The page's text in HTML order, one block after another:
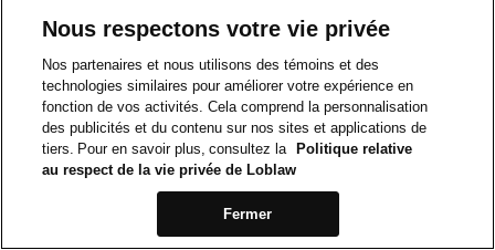
Nous respectons votre vie privée
Nos partenaires et nous utilisons des témoins et des
technologies similaires pour améliorer votre expérience en
fonction de vos activités. Cela comprend la personnalisation
des publicités et du contenu sur nos sites et applications de
tiers. Pour en savoir plus, consultez la
Politique relative
au respect de la vie privée de Loblaw
Fermer